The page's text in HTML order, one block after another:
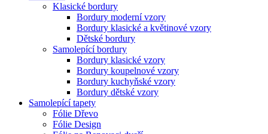
Klasické bordury
Bordury moderní vzory
Bordury klasické a květinové vzory
Dětské bordury
Samolepící bordury
Bordury klasické vzory
Bordury koupelnové vzory
Bordury kuchyňské vzory
Bordury dětské vzory
Samolepící tapety
Fólie Dřevo
Fólie Design